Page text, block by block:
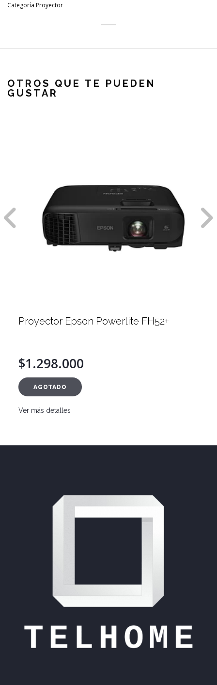
Categoría Proyector
OTROS QUE TE PUEDEN
GUSTAR
Proyector Epson Powerlite FH52+
$1.298.000
AGOTADO
Ver más detalles